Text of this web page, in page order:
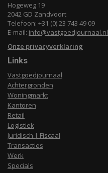
Hogeweg 19
2042 GD Zandvoort
Telefoon: +31 (0) 23 743 49 09
E-mail: info@vastgoedjournaal.nl
Onze privacyverklaring
Links
Vastgoedjournaal
Achtergronden
Woningmarkt
Kantoren
Retail
Logistiek
Juridisch | Fiscaal
Transacties
Werk
Specials